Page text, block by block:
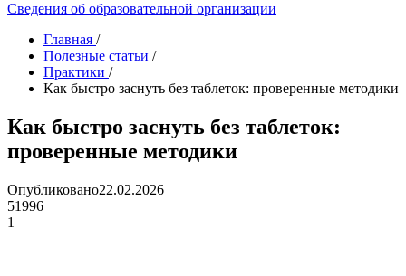
Сведения об образовательной организации
Главная /
Полезные статьи /
Практики /
Как быстро заснуть без таблеток: проверенные методики
Как быстро заснуть без таблеток:
проверенные методики
Опубликовано22.02.2026
51996
1